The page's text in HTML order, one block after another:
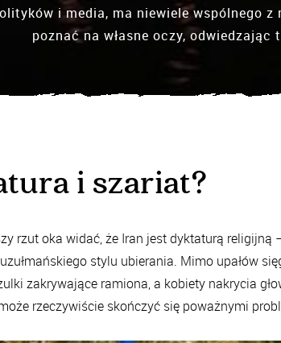
i media, ma niewiele wspólnego
poznać na własne oczy,
i szariat?
rzut oka widać, że Iran jest dyktaturą religijną
stylu ubierania. Mimo upałów
zakrywające ramiona, a kobiety nakrycia
rzeczywiście skończyć się poważnymi